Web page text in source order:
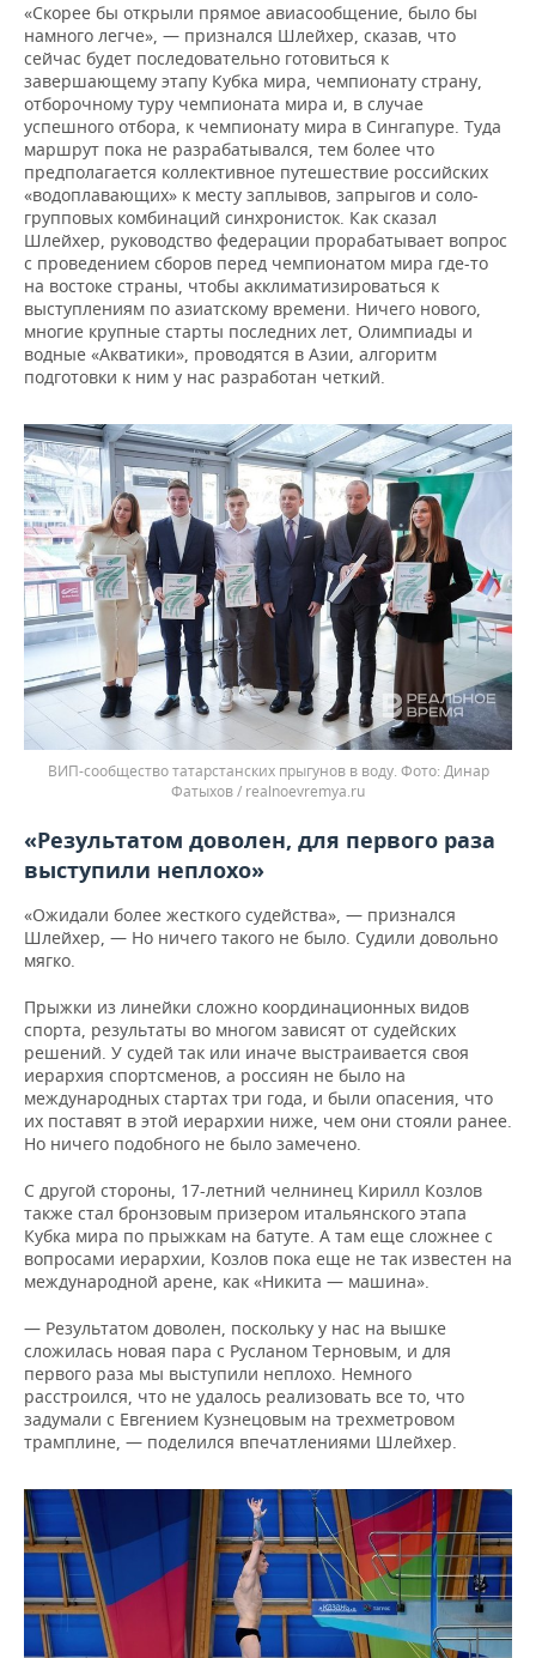
«Скорее бы открыли прямое авиасообщение, было бы
намного легче», — признался Шлейхер, сказав, что
сейчас будет последовательно готовиться к
завершающему этапу Кубка мира, чемпионату страну,
отборочному туру чемпионата мира и, в случае
успешного отбора, к чемпионату мира в Сингапуре. Туда
маршрут пока не разрабатывался, тем более что
предполагается коллективное путешествие российских
«водоплавающих» к месту заплывов, запрыгов и соло-
групповых комбинаций синхронисток. Как сказал
Шлейхер, руководство федерации прорабатывает вопрос
с проведением сборов перед чемпионатом мира где-то
на востоке страны, чтобы акклиматизироваться к
выступлениям по азиатскому времени. Ничего нового,
многие крупные старты последних лет, Олимпиады и
водные «Акватики», проводятся в Азии, алгоритм
подготовки к ним у нас разработан четкий.
ВИП-сообщество татарстанских прыгунов в воду.
Динар
Фатыхов / realnoevremya.ru
«Результатом доволен, для первого раза
выступили неплохо»
«Ожидали более жесткого судейства», — признался
Шлейхер, — Но ничего такого не было. Судили довольно
мягко.
Прыжки из линейки сложно координационных видов
спорта, результаты во многом зависят от судейских
решений. У судей так или иначе выстраивается своя
иерархия спортсменов, а россиян не было на
международных стартах три года, и были опасения, что
их поставят в этой иерархии ниже, чем они стояли ранее.
Но ничего подобного не было замечено.
С другой стороны, 17-летний челнинец Кирилл Козлов
также стал бронзовым призером итальянского этапа
Кубка мира по прыжкам на батуте. А там еще сложнее с
вопросами иерархии, Козлов пока еще не так известен на
международной арене, как «Никита — машина».
— Результатом доволен, поскольку у нас на вышке
сложилась новая пара с Русланом Терновым, и для
первого раза мы выступили неплохо. Немного
расстроился, что не удалось реализовать все то, что
задумали с Евгением Кузнецовым на трехметровом
трамплине, — поделился впечатлениями Шлейхер.